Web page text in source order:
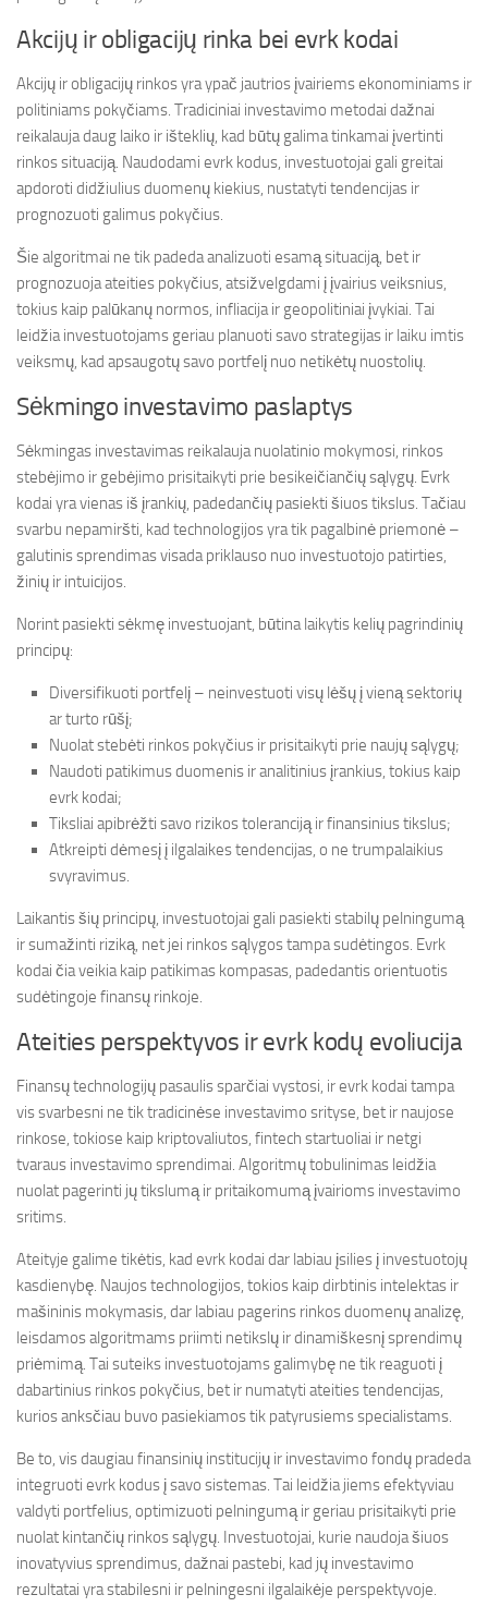
Akcijų ir obligacijų rinka bei evrk kodai
Akcijų ir obligacijų rinkos yra ypač jautrios įvairiems ekonominiams ir
politiniams pokyčiams. Tradiciniai investavimo metodai dažnai
reikalauja daug laiko ir išteklių, kad būtų galima tinkamai įvertinti
rinkos situaciją. Naudodami evrk kodus, investuotojai gali greitai
apdoroti didžiulius duomenų kiekius, nustatyti tendencijas ir
prognozuoti galimus pokyčius.
Šie algoritmai ne tik padeda analizuoti esamą situaciją, bet ir
prognozuoja ateities pokyčius, atsižvelgdami į įvairius veiksnius,
tokius kaip palūkanų normos, infliacija ir geopolitiniai įvykiai. Tai
leidžia investuotojams geriau planuoti savo strategijas ir laiku imtis
veiksmų, kad apsaugotų savo portfelį nuo netikėtų nuostolių.
Sėkmingo investavimo paslaptys
Sėkmingas investavimas reikalauja nuolatinio mokymosi, rinkos
stebėjimo ir gebėjimo prisitaikyti prie besikeičiančių sąlygų. Evrk
kodai yra vienas iš įrankių, padedančių pasiekti šiuos tikslus. Tačiau
svarbu nepamiršti, kad technologijos yra tik pagalbinė priemonė –
galutinis sprendimas visada priklauso nuo investuotojo patirties,
žinių ir intuicijos.
Norint pasiekti sėkmę investuojant, būtina laikytis kelių pagrindinių
principų:
Diversifikuoti portfelį – neinvestuoti visų lėšų į vieną sektorių
ar turto rūšį;
Nuolat stebėti rinkos pokyčius ir prisitaikyti prie naujų sąlygų;
Naudoti patikimus duomenis ir analitinius įrankius, tokius kaip
evrk kodai;
Tiksliai apibrėžti savo rizikos toleranciją ir finansinius tikslus;
Atkreipti dėmesį į ilgalaikes tendencijas, o ne trumpalaikius
svyravimus.
Laikantis šių principų, investuotojai gali pasiekti stabilų pelningumą
ir sumažinti riziką, net jei rinkos sąlygos tampa sudėtingos. Evrk
kodai čia veikia kaip patikimas kompasas, padedantis orientuotis
sudėtingoje finansų rinkoje.
Ateities perspektyvos ir evrk kodų evoliucija
Finansų technologijų pasaulis sparčiai vystosi, ir evrk kodai tampa
vis svarbesni ne tik tradicinėse investavimo srityse, bet ir naujose
rinkose, tokiose kaip kriptovaliutos, fintech startuoliai ir netgi
tvaraus investavimo sprendimai. Algoritmų tobulinimas leidžia
nuolat pagerinti jų tikslumą ir pritaikomumą įvairioms investavimo
sritims.
Ateityje galime tikėtis, kad evrk kodai dar labiau įsilies į investuotojų
kasdienybę. Naujos technologijos, tokios kaip dirbtinis intelektas ir
mašininis mokymasis, dar labiau pagerins rinkos duomenų analizę,
leisdamos algoritmams priimti netikslų ir dinamiškesnį sprendimų
priėmimą. Tai suteiks investuotojams galimybę ne tik reaguoti į
dabartinius rinkos pokyčius, bet ir numatyti ateities tendencijas,
kurios anksčiau buvo pasiekiamos tik patyrusiems specialistams.
Be to, vis daugiau finansinių institucijų ir investavimo fondų pradeda
integruoti evrk kodus į savo sistemas. Tai leidžia jiems efektyviau
valdyti portfelius, optimizuoti pelningumą ir geriau prisitaikyti prie
nuolat kintančių rinkos sąlygų. Investuotojai, kurie naudoja šiuos
inovatyvius sprendimus, dažnai pastebi, kad jų investavimo
rezultatai yra stabilesni ir pelningesni ilgalaikėje perspektyvoje.